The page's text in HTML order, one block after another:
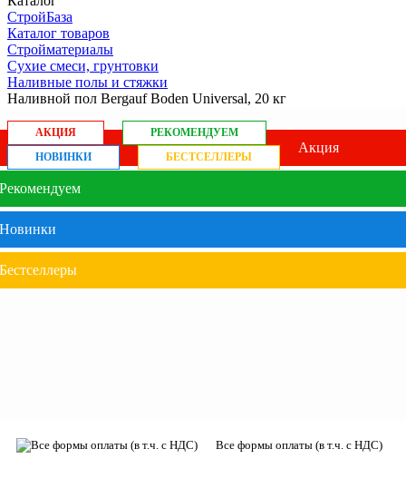
СтройБаза
Каталог товаров
Стройматериалы
Сухие смеси, грунтовки
Наливные полы и стяжки
Наливной пол Bergauf Boden Universal, 20 кг
АКЦИЯ
РЕКОМЕНДУЕМ
НОВИНКИ
БЕСТСЕЛЛЕРЫ
Акция
Рекомендуем
Новинки
Бестселлеры
Все формы оплаты (в т.ч. с НДС)